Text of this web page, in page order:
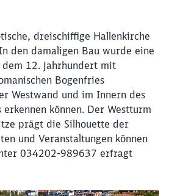
dreischiffige Hallenkirche
den damaligen Bau wurde eine
12. Jahrhundert mit
Bogenfries
Westwand und im Innern des
können. Der Westturm
prägt die Silhouette der
und Veranstaltungen können
034202-989637 erfragt